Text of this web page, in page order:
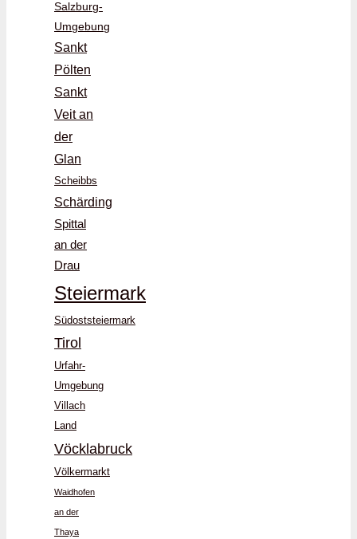
Salzburg-
Umgebung
Sankt
Pölten
Sankt
Veit an
der
Glan
Scheibbs
Schärding
Spittal
an der
Drau
Steiermark
Südoststeiermark
Tirol
Urfahr-
Umgebung
Villach
Land
Vöcklabruck
Völkermarkt
Waidhofen
an der
Thaya